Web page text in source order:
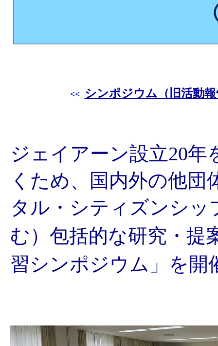
<< シンポジウム（旧活動
ジェイアーン設立20
くため、国内外の他
タル・シティズンシッ
む ） 包括的な研究・提
習シンポジウム」を開